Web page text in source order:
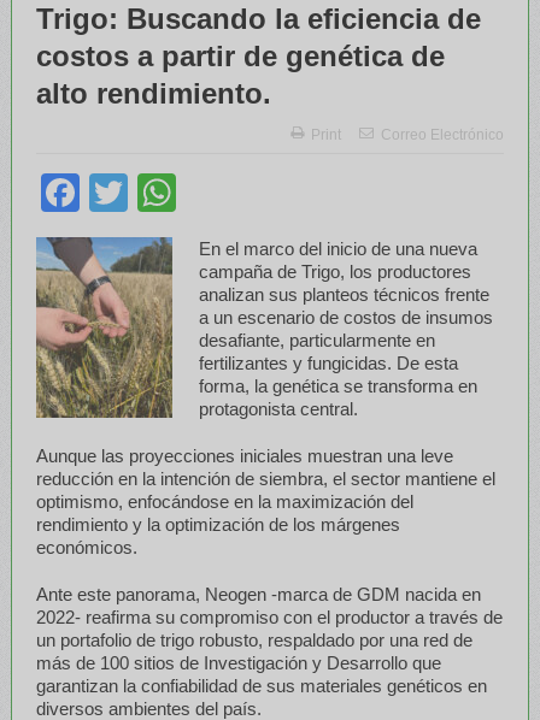
Trigo: Buscando la eficiencia de
costos a partir de genética de
alto rendimiento.
Print Correo Electrónico
Facebook
Twitter
En el marco del inicio de una nueva
campaña de Trigo, los productores
analizan sus planteos técnicos frente
a un escenario de costos de insumos
desafiante, particularmente en
fertilizantes y fungicidas. De esta
forma, la genética se transforma en
protagonista central.
Aunque las proyecciones iniciales muestran una leve
reducción en la intención de siembra, el sector mantiene el
optimismo, enfocándose en la maximización del
rendimiento y la optimización de los márgenes
económicos.
Ante este panorama, Neogen -marca de GDM nacida en
2022- reafirma su compromiso con el productor a través de
un portafolio de trigo robusto, respaldado por una red de
más de 100 sitios de Investigación y Desarrollo que
garantizan la confiabilidad de sus materiales genéticos en
diversos ambientes del país.